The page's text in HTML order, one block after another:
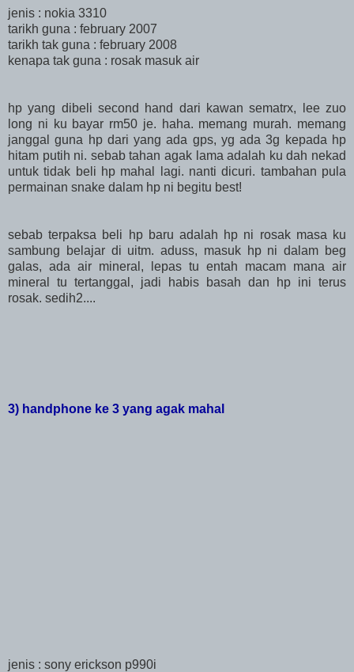
jenis : nokia 3310
tarikh guna : february 2007
tarikh tak guna : february 2008
kenapa tak guna : rosak masuk air
hp yang dibeli second hand dari kawan sematrx, lee zuo
long ni ku bayar rm50 je. haha. memang murah. memang
janggal guna hp dari yang ada gps, yg ada 3g kepada hp
hitam putih ni. sebab tahan agak lama adalah ku dah nekad
untuk tidak beli hp mahal lagi. nanti dicuri. tambahan pula
permainan snake dalam hp ni begitu best!
sebab terpaksa beli hp baru adalah hp ni rosak masa ku
sambung belajar di uitm. aduss, masuk hp ni dalam beg
galas, ada air mineral, lepas tu entah macam mana air
mineral tu tertanggal, jadi habis basah dan hp ini terus
rosak. sedih2....
3) handphone ke 3 yang agak mahal
jenis : sony erickson p990i